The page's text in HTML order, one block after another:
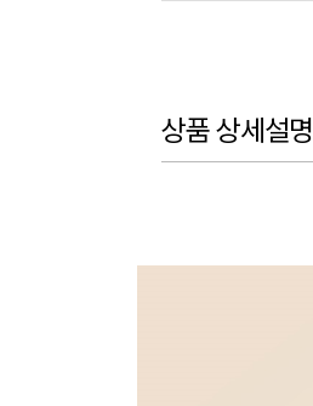
상품 상세설명